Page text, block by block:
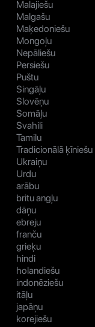
Malajiešu
Malgašu
Maķedoniešu
Mongoļu
Nepāliešu
Persiešu
Puštu
Singāļu
Slovēņu
Somāļu
Svahili
Tamilu
Tradicionālā ķīniešu
Ukraiņu
Urdu
arābu
britu angļu
dāņu
ebreju
franču
grieķu
hindi
holandiešu
indonēziešu
itāļu
japāņu
korejiešu